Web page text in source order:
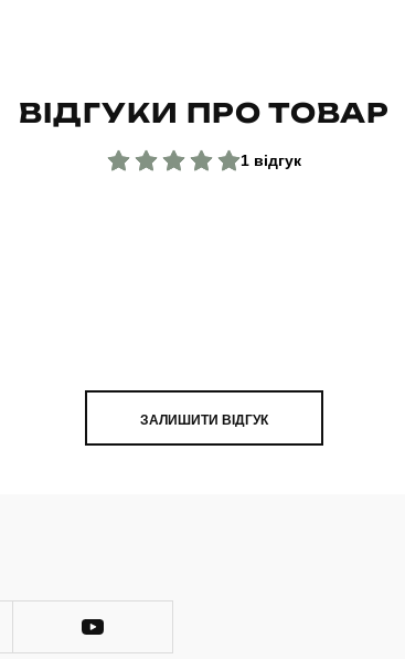
ВІДГУКИ ПРО ТОВАР
1 відгук
ЗАЛИШИТИ ВІДГУК